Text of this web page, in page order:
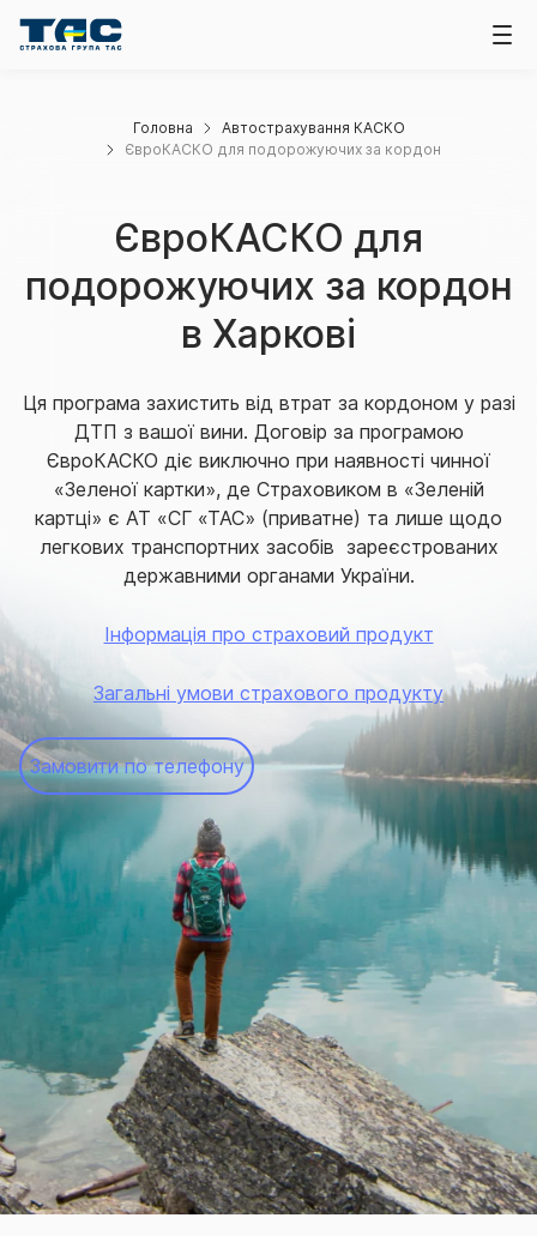
Головна
Автострахування КАСКО
ЄвроКАСКО для подорожуючих за кордон
ЄвроКАСКО для
подорожуючих за кордон
в Харкові
Ця програма захистить від втрат за кордоном у разі
ДТП з вашої вини. Договір за програмою
ЄвроКАСКО діє виключно при наявності чинної
«Зеленої картки», де Страховиком в «Зеленій
картці» є АТ «СГ «ТАС» (приватне) та лише щодо
легкових транспортних засобів зареєстрованих
державними органами України.
Інформація про страховий продукт
Загальні умови страхового продукту
Замовити по телефону